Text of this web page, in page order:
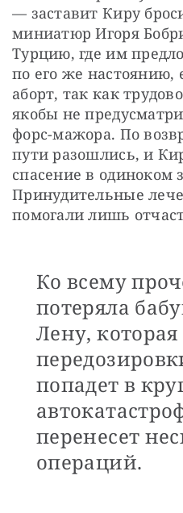
— заставит Киру
миниатюр Игоря
Турцию, где им
по его же настоянию,
аборт, так как
якобы не
форс-мажора. По
пути разошлись, и
спасение в одиноком
Принудительные
помогали лишь
Ко всему
потеряла
Лену,
попадет в
перенесет
операций.